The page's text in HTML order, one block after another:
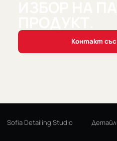
Контакт
Sofia Detailing Studio